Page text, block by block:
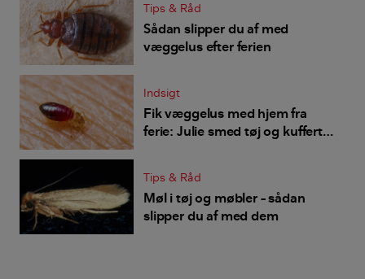
Tips & Råd
Sådan slipper du af med
væggelus efter ferien
Indsigt
Fik væggelus med hjem fra
ferie: Julie smed tøj og kuffert i
Tips & Råd
Møl i tøj og møbler – sådan
slipper du af med dem